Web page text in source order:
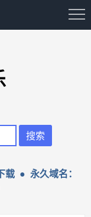
载 ● 永久域名：